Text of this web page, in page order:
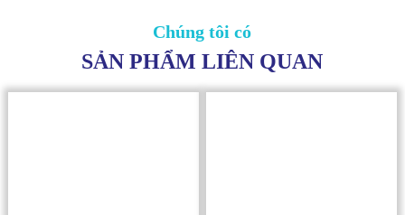
Chúng tôi có
SẢN PHẨM LIÊN QUAN